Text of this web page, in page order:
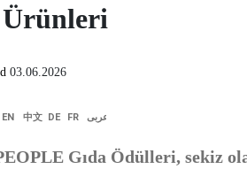
03.06.2026
EN 中文 DE FR عربى
Gıda Ödülleri, sekiz